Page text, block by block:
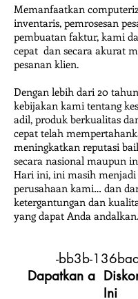
Memanfaatkan
inventaris, pemrosesan
pembuatan faktur, kami
cepat dan secara akurat
pesanan klien.
Dengan lebih dari 20
kebijakan kami tentang
adil, produk berkualitas
cepat telah
meningkatkan reputasi
secara nasional maupun
Hari ini, ini masih
perusahaan kami… dan
ketergantungan dan
yang dapat Anda andalkan.
-bb3b-
Dapatkan a
Ini